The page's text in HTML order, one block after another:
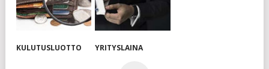
KULUTUSLUOTTO YRITYSLAINA